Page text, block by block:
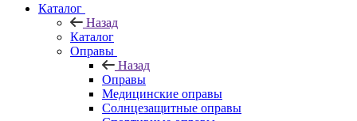
Каталог
Назад
Каталог
Оправы
Назад
Оправы
Медицинские оправы
Солнцезащитные оправы